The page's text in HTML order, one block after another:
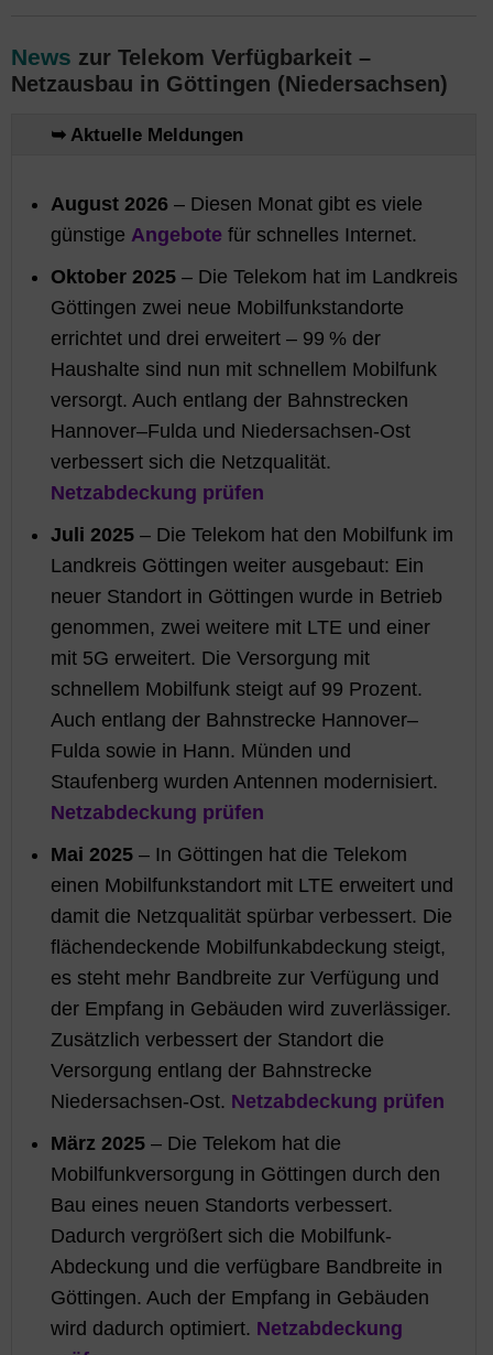
News zur Telekom Verfügbarkeit –
Netzausbau in Göttingen (Niedersachsen)
➥ Aktuelle Meldungen
August 2026 – Diesen Monat gibt es viele
günstige Angebote für schnelles Internet.
Oktober 2025 – Die Telekom hat im Landkreis
Göttingen zwei neue Mobilfunkstandorte
errichtet und drei erweitert – 99 % der
Haushalte sind nun mit schnellem Mobilfunk
versorgt. Auch entlang der Bahnstrecken
Hannover–Fulda und Niedersachsen-Ost
verbessert sich die Netzqualität.
Netzabdeckung prüfen
Juli 2025 – Die Telekom hat den Mobilfunk im
Landkreis Göttingen weiter ausgebaut: Ein
neuer Standort in Göttingen wurde in Betrieb
genommen, zwei weitere mit LTE und einer
mit 5G erweitert. Die Versorgung mit
schnellem Mobilfunk steigt auf 99 Prozent.
Auch entlang der Bahnstrecke Hannover–
Fulda sowie in Hann. Münden und
Staufenberg wurden Antennen modernisiert.
Netzabdeckung prüfen
Mai 2025 – In Göttingen hat die Telekom
einen Mobilfunkstandort mit LTE erweitert und
damit die Netzqualität spürbar verbessert. Die
flächendeckende Mobilfunkabdeckung steigt,
es steht mehr Bandbreite zur Verfügung und
der Empfang in Gebäuden wird zuverlässiger.
Zusätzlich verbessert der Standort die
Versorgung entlang der Bahnstrecke
Niedersachsen-Ost. Netzabdeckung prüfen
März 2025 – Die Telekom hat die
Mobilfunkversorgung in Göttingen durch den
Bau eines neuen Standorts verbessert.
Dadurch vergrößert sich die Mobilfunk-
Abdeckung und die verfügbare Bandbreite in
Göttingen. Auch der Empfang in Gebäuden
wird dadurch optimiert. Netzabdeckung